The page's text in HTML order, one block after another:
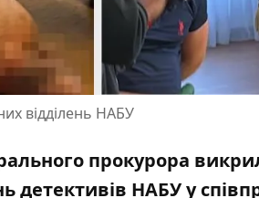
відділень НАБУ
прокурора
детективів НАБУ у